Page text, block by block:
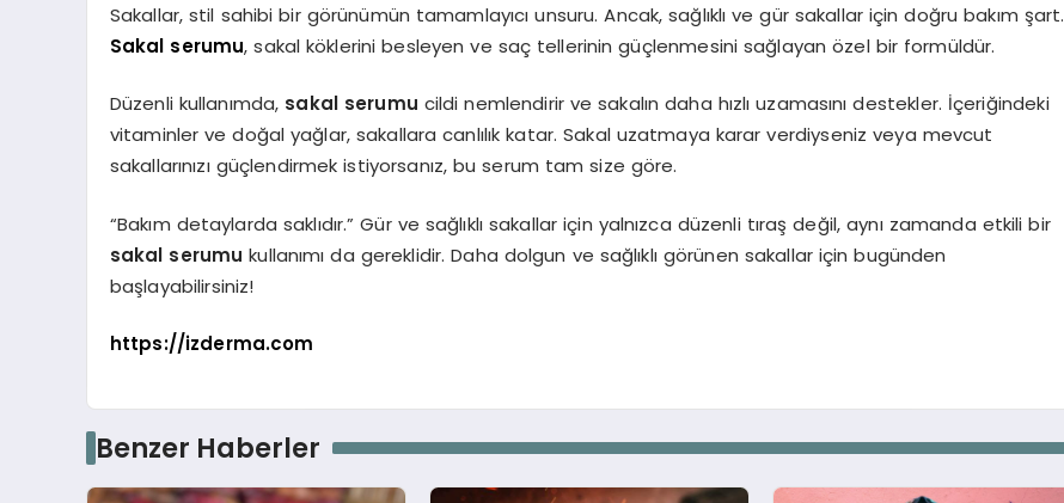
Sakallar, stil sahibi bir görünümün tamamlayıcı unsuru. Ancak, sağlıklı ve gür sakallar için doğru bakım şart.
Sakal serumu, sakal köklerini besleyen ve saç tellerinin güçlenmesini sağlayan özel bir formüldür.
Düzenli kullanımda, sakal serumu cildi nemlendirir ve sakalın daha hızlı uzamasını destekler. İçeriğindeki
vitaminler ve doğal yağlar, sakallara canlılık katar. Sakal uzatmaya karar verdiyseniz veya mevcut
sakallarınızı güçlendirmek istiyorsanız, bu serum tam size göre.
“Bakım detaylarda saklıdır.” Gür ve sağlıklı sakallar için yalnızca düzenli tıraş değil, aynı zamanda etkili bir
sakal serumu kullanımı da gereklidir. Daha dolgun ve sağlıklı görünen sakallar için bugünden
başlayabilirsiniz!
https://izderma.com
Benzer Haberler